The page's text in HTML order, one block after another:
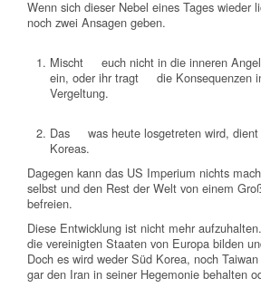
Wenn sich dieser Nebel eines Tages wieder
noch zwei Ansagen geben.
Mischt euch nicht in die inneren
ein, oder ihr tragt die Konsequenzen
Vergeltung.
Das was heute losgetreten wird, dient
Koreas.
Dagegen kann das US Imperium nichts
selbst und den Rest der Welt von einem
befreien.
Diese Entwicklung ist nicht mehr
die vereinigten Staaten von Europa bilden
Doch es wird weder Süd Korea, noch
gar den Iran in seiner Hegemonie behalten